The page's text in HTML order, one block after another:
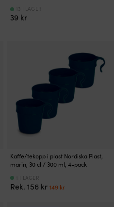
39 kr
13 I LAGER
Kaffe/tekopp i plast Nordiska Plast,
marin, 30 cl / 300 ml, 4-pack
Rek.156 krDet
149 krDet
1 I LAGER